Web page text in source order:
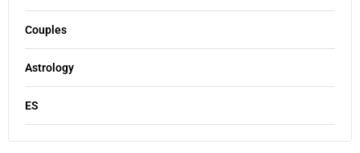
Couples
Astrology
ES